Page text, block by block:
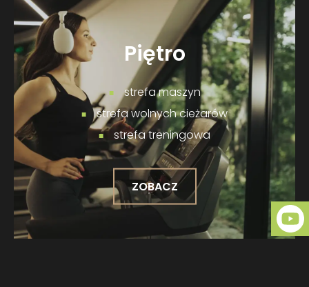
Piętro
strefa maszyn
strefa wolnych cieżarów
strefa treningowa
ZOBACZ